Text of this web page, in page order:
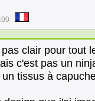
clair pour tout
c'est pas un
tissus à